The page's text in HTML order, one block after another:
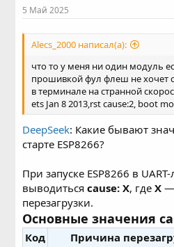
5 Май 2025
Alecs_2000 написал(а):
что то у меня ни один модуль
прошивкой фул флеш не хочет
в терминале на странной
ets Jan 8 2013,rst cause:2, boot
DeepSeek: Какие бывают
старте ESP8266?
При запуске ESP8266 в
выводитьсяcause: X, гдеX —
перезагрузки.
Основные значения
Код Причина